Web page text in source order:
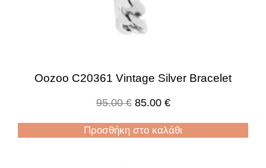
Oozoo C20361 Vintage Silver Bracelet
95.00€ 85.00 €
Προσθήκη στο καλάθι